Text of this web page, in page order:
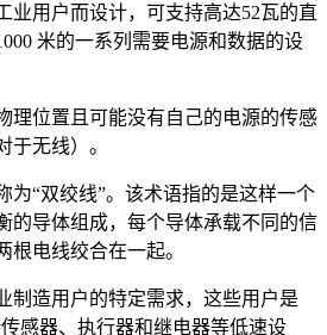
业用户而设计，可支持高达52瓦的直
米的一系列需要电源和数据的设
理位置且可能没有自己的电源的传感
于无线）。
为“双绞线”。该术语指的是这样一个
的导体组成，每个导体承载不同的信
根电线绞合在一起。
制造用户的特定需求，这些用户是
感器、执行器和继电器等低速设